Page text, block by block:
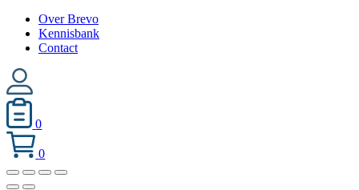
Over Brevo
Kennisbank
Contact
0
0